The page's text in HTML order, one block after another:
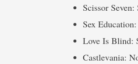
Scissor Seven:
Sex
Love Is Blind:
Castlevania: